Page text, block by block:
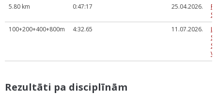
5.80 km
0:47:17 25.04.2026.
100+200+400+800m
4:32.65 11.07.2026.
Rezultāti pa disciplīnām